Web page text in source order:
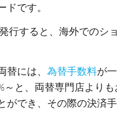
です。
行すると、海外でのショ
には、 為替手数料が
と、両替専門店よりも
ができ、その際の決済